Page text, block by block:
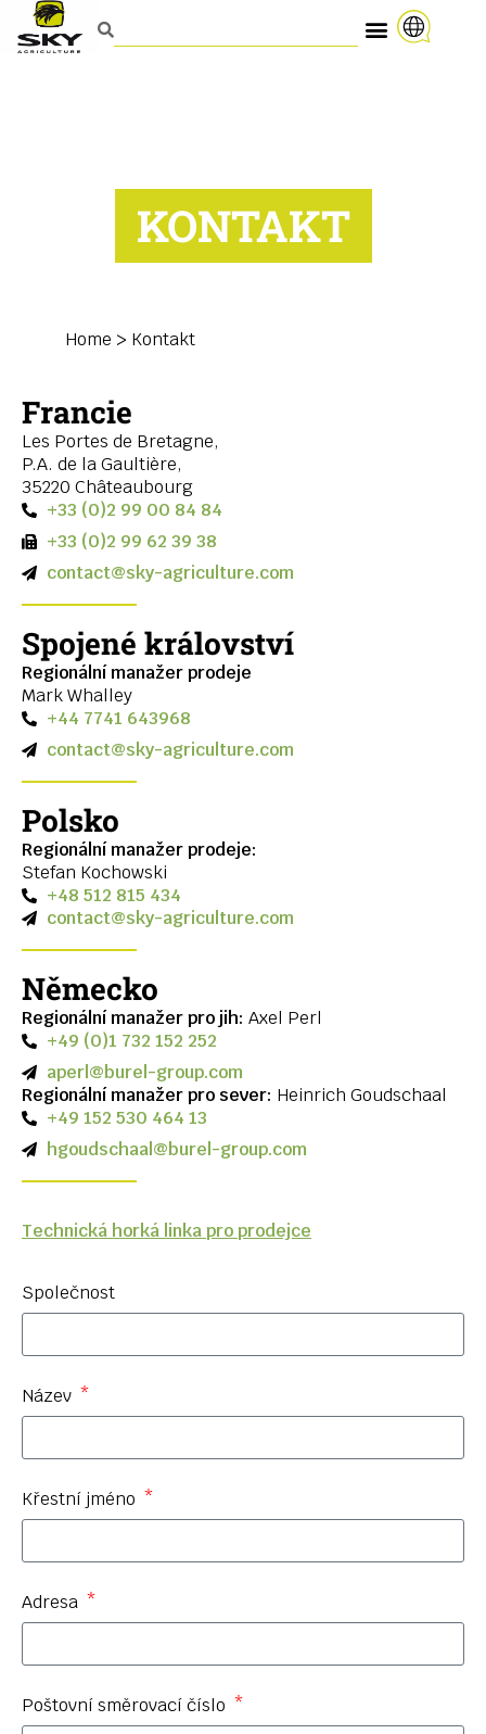
KONTAKT
Home > Kontakt
Francie
Les Portes de Bretagne,
P.A. de la Gaultière,
35220 Châteaubourg
+33 (0)2 99 00 84 84
+33 (0)2 99 62 39 38
contact@sky-agriculture.com
Spojené království
Regionální manažer prodeje
Mark Whalley
+44 7741 643968
contact@sky-agriculture.com
Polsko
Regionální manažer prodeje:
Stefan Kochowski
+48 512 815 434
contact@sky-agriculture.com
Německo
Regionální manažer pro jih: Axel Perl
+49 (0)1 732 152 252
aperl@burel-group.com
Regionální manažer pro sever: Heinrich Goudschaal
+49 152 530 464 13
hgoudschaal@burel-group.com
Technická horká linka pro prodejce
Společnost
Název
Křestní jméno
Adresa
Poštovní směrovací číslo